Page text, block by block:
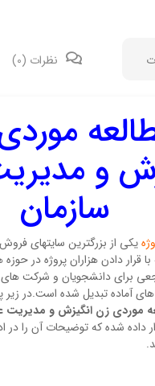
نظرات (0)
و
سازمان
یکی از بزرگترین سایتهای
قرار دادن هزاران پروژه در
برای دانشجویان و شرکت های
آماده تبدیل شده است.در زیر
موردی زن انگیزش و مدیریت
داده شده که توضیحات آن را در